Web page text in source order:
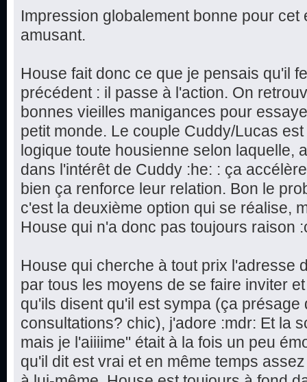
Impression globalement bonne pour
amusant.
House fait donc ce que je pensais qu'il
précédent : il passe à l'action. On
bonnes vieilles manigances pour
petit monde. Le couple Cuddy/Lucas
logique toute housienne selon laquelle,
dans l'intérêt de Cuddy :he: : ça
bien ça renforce leur relation. Bon le
c'est la deuxième option qui se réalise,
House qui n'a donc pas toujours raison
House qui cherche à tout prix l'adresse
par tous les moyens de se faire inviter
qu'ils disent qu'il est sympa (ça présage
consultations? chic), j'adore :mdr: Et la
mais je l'aiiiime" était à la fois un peu
qu'il dit est vrai et en même temps